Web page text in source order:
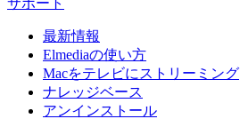
最新情報
Elmediaの使い方
Macをテレビにストリーミング
ナレッジベース
アンインストール